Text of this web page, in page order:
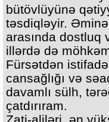
bütövlüyünə
təsdiqləyir.
arasında dostluq
illərdə də
Fürsətdən
cansağlığı və
davamlı sülh,
çatdırıram.